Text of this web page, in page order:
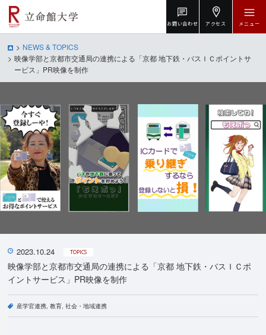
お問い合わせ アクセス メニュー
NEWS & TOPICS
映像学部と京都市交通局の連携による「京都 地下鉄・バスＩＣポイントサ
ービス」PR映像を制作
2023.10.24 TOPICS
映像学部と京都市交通局の連携による「京都 地下鉄・バスＩＣポ
イントサービス」PR映像を制作
産学官連携 教育 社会・地域連携